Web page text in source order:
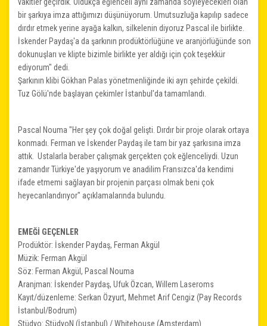
vakitler geçirdik. Oldukça eğlenceli aynı zamanda söyleyecekleri olan
bir şarkıya imza attığımızı düşünüyorum. Umutsuzluğa kapılıp sadece
dırdır etmek yerine ayağa kalkın, silkelenin diyoruz Pascal ile birlikte.
İskender Paydaş'a da şarkının prodüktörlüğüne ve aranjörlüğünde son
dokunuşları ve klipte bizimle birlikte yer aldığı için çok teşekkür
ediyorum" dedi.
Şarkının klibi Gökhan Palas yönetmenliğinde iki ayrı şehirde çekildi.
Tuz Gölü'nde başlayan çekimler İstanbul'da tamamlandı.
Pascal Nouma "Her şey çok doğal gelişti. Dırdır bir proje olarak ortaya
konmadı. Ferman ve İskender Paydaş ile tam bir yaz şarkısına imza
attık. Ustalarla beraber çalışmak gerçekten çok eğlenceliydi. Uzun
zamandır Türkiye'de yaşıyorum ve anadilim Fransızca'da kendimi
ifade etmemi sağlayan bir projenin parçası olmak beni çok
heyecanlandırıyor" açıklamalarında bulundu.
EMEĞİ GEÇENLER
Prodüktör: İskender Paydaş, Ferman Akgül
Müzik: Ferman Akgül
Söz: Ferman Akgül, Pascal Nouma
Aranjman: İskender Paydaş, Ufuk Özcan, Willem Laseroms
Kayıt/düzenleme: Serkan Özyurt, Mehmet Arif Cengiz (Pay Records
İstanbul/Bodrum)
Stüdyo: StüdyoN (İstanbul) / Whitehouse (Amsterdam)